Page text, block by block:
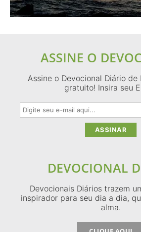
ASSINE O
Assine o Devocional Diário de
gratuito! Insira seu
DEVOCIONAL
Devocionais Diários trazem
inspirador para seu dia a dia,
alma.